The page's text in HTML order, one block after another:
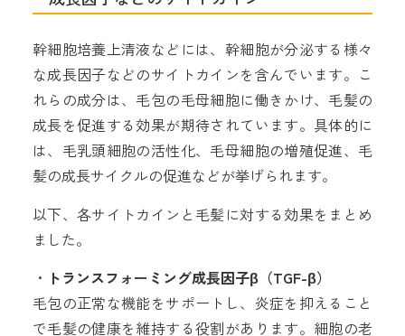
幹細胞培養上清液などには、幹細胞が分泌する様々
な成長因子などのサイトカインを含んでいます。こ
れらの成分は、毛包の毛母細胞に働きかけ、毛髪の
成長を促進する効果が期待されています。具体的に
は、毛乳頭細胞の活性化、毛母細胞の増殖促進、毛
髪の成長サイクルの促進などが挙げられます。
以下、各サイトカインと毛髪に対する効果をまとめ
ました。
・ トランスフォーミング成長因子β（TGF-β）
毛包の正常な機能をサポートし、炎症を抑えること
で毛髪の健康を維持する役割があります。細胞の老